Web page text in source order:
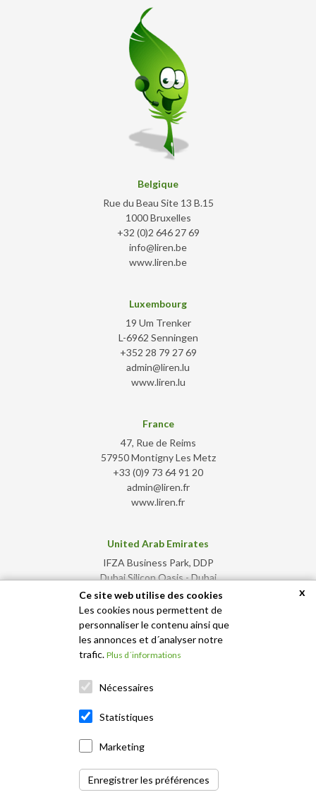
Belgique
Rue du Beau Site 13 B.15
1000 Bruxelles
+32 (0)2 646 27 69
info@liren.be
www.liren.be
Luxembourg
19 Um Trenker
L-6962 Senningen
+352 28 79 27 69
admin@liren.lu
www.liren.lu
France
47, Rue de Reims
57950 Montigny Les Metz
+33 (0)9 73 64 91 20
admin@liren.fr
www.liren.fr
United Arab Emirates
IFZA Business Park, DDP
Dubai Silicon Oasis - Dubai
+971 50 583 2308
admin@liren.ae
www.liren.ae
© 2026 Liren, tous les droits sont réservés. ·Avis de confidentialité
x
Ce site web utilise des cookies
Les cookies nous permettent de
personnaliser le contenu ainsi que
les annonces et d´analyser notre
trafic. Plus d´informations
Nécessaires
Statistiques
Marketing
Enregistrer les préférences